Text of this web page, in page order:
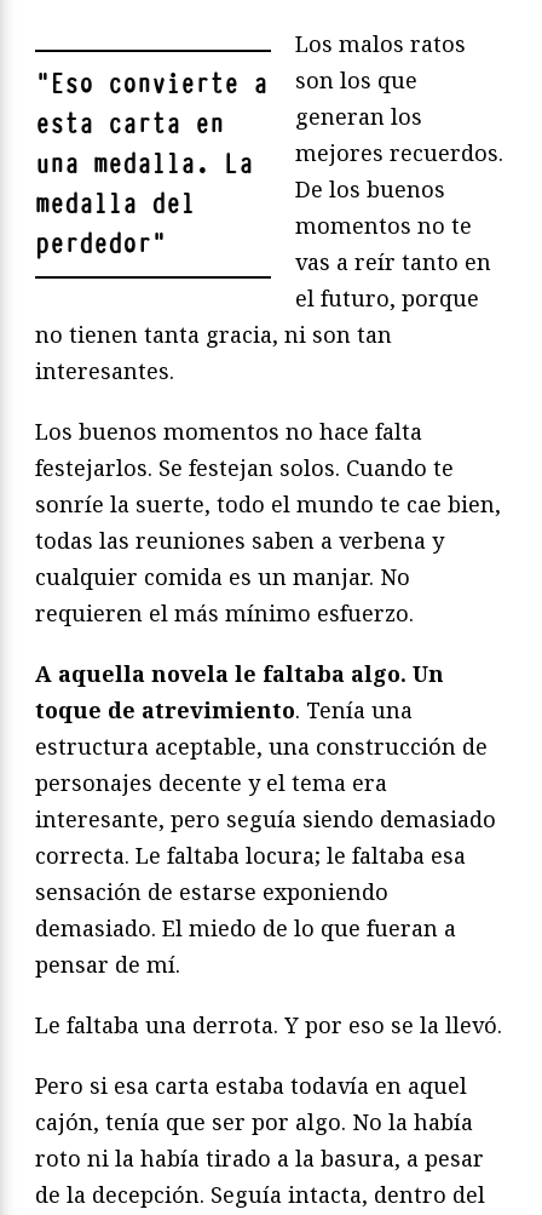
"Eso convierte a
esta carta en
una medalla. La
medalla del
perdedor"
Los malos ratos
son los que
generan los
mejores recuerdos.
De los buenos
momentos no te
vas a reír tanto en
el futuro, porque
no tienen tanta gracia, ni son tan
interesantes.
Los buenos momentos no hace falta
festejarlos. Se festejan solos. Cuando te
sonríe la suerte, todo el mundo te cae bien,
todas las reuniones saben a verbena y
cualquier comida es un manjar. No
requieren el más mínimo esfuerzo.
A aquella novela le faltaba algo. Un
toque de atrevimiento. Tenía una
estructura aceptable, una construcción de
personajes decente y el tema era
interesante, pero seguía siendo demasiado
correcta. Le faltaba locura; le faltaba esa
sensación de estarse exponiendo
demasiado. El miedo de lo que fueran a
pensar de mí.
Le faltaba una derrota. Y por eso se la llevó.
Pero si esa carta estaba todavía en aquel
cajón, tenía que ser por algo. No la había
roto ni la había tirado a la basura, a pesar
de la decepción. Seguía intacta, dentro del